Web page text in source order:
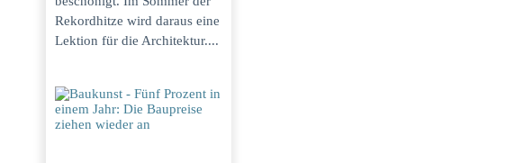
Rekordhitze wird daraus eine
Lektion für die Architektur....